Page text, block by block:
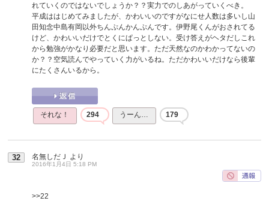
れていくのではないでしょうか？？実力でのしあがっていくべき。
平成ははじめてみましたが、かわいいのですがなにせ人数は多いし山
田知念中島有岡以外ちんぷんかんぷんです。伊野尾くんがおされてる
けど、かわいいだけでとくにぱっとしない。受け答えがヘタだしこれ
から勉強がかなり必要だと思います。ただ天然なのかわかってないの
か？？空気読んでやっていく力がいるね。ただかわいいだけなら後輩
にたくさんいるから。
それな！ 294 うーん… 179
32 名無しだＪ より
2016年1月4日 5:18 PM
>>22